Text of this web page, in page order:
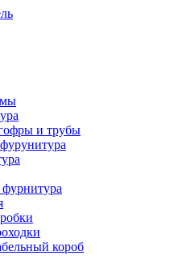
и трубы
фурнитура
короб